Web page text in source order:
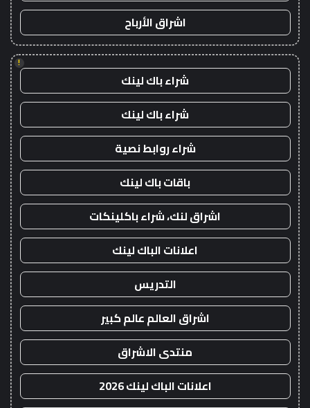
اشراق الأرباح
!
شراء باك لينك
شراء باك لينك
شراء روابط نصية
باقات باك لينك
اشراق لنك، شراء باكلينكات
اعلانات الباك لينك
التدريس
اشراق العالم عالم كبير
منتدى الاشراق
اعلانات الباك لينك 2026